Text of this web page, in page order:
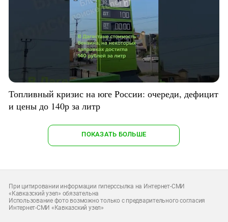
Топливный кризис на юге России: очереди, дефицит
и цены до 140р за литр
ПОКАЗАТЬ БОЛЬШЕ
При цитировании информации гиперссылка на Интернет-СМИ
«Кавказский узел» обязательна
Использование фото возможно только с предварительного согласия
Интернет-СМИ «Кавказский узел»